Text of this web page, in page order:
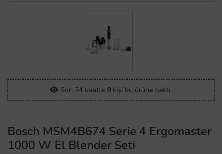
Son 24 saatte 9 kişi bu ürüne baktı.
Bosch MSM4B674 Serie 4 Ergomaster
1000 W El Blender Seti